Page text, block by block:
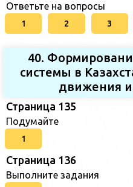
Ответьте на вопросы
1 2 3
40.
системы в
движения
Страница 135
Подумайте
1
Страница 136
Выполните задания